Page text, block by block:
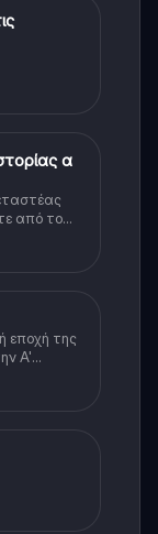
α
από το
εποχή της
Α'